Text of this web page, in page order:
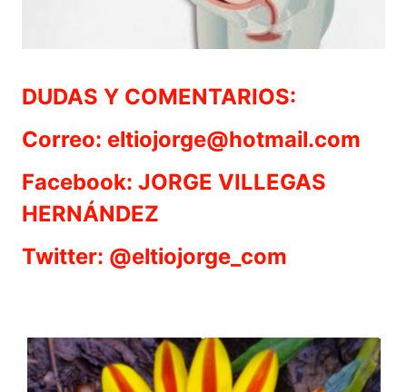
DUDAS Y COMENTARIOS:
Correo: eltiojorge@hotmail.com
Facebook: JORGE VILLEGAS
HERNÁNDEZ
Twitter: @eltiojorge_com